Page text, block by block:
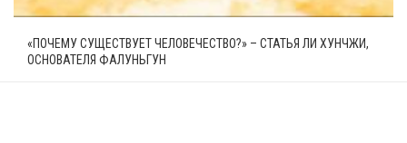
«ПОЧЕМУ СУЩЕСТВУЕТ ЧЕЛОВЕЧЕСТВО?» – СТАТЬЯ ЛИ ХУНЧЖИ,
ОСНОВАТЕЛЯ ФАЛУНЬГУН